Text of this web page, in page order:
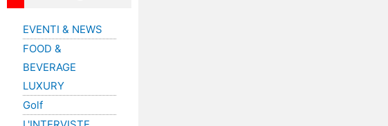
EVENTI & NEWS
FOOD &
BEVERAGE
LUXURY
Golf